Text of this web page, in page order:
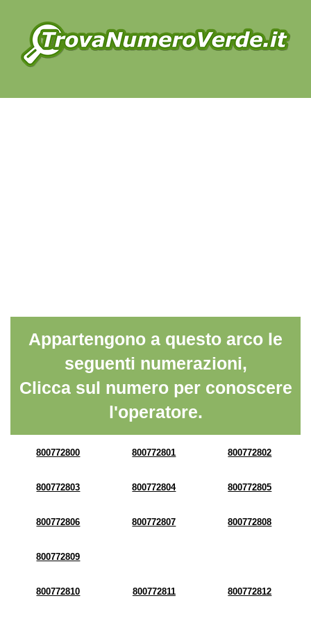
Appartengono a questo arco le
seguenti numerazioni,
Clicca sul numero per conoscere
l'operatore.
800772800 800772801 800772802
800772803 800772804 800772805
800772806 800772807 800772808
800772809
800772810 800772811 800772812